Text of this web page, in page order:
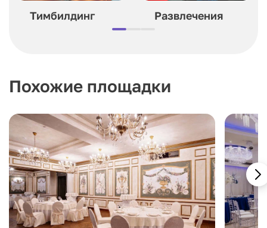
Тимбилдинг Развлечения
Похожие площадки